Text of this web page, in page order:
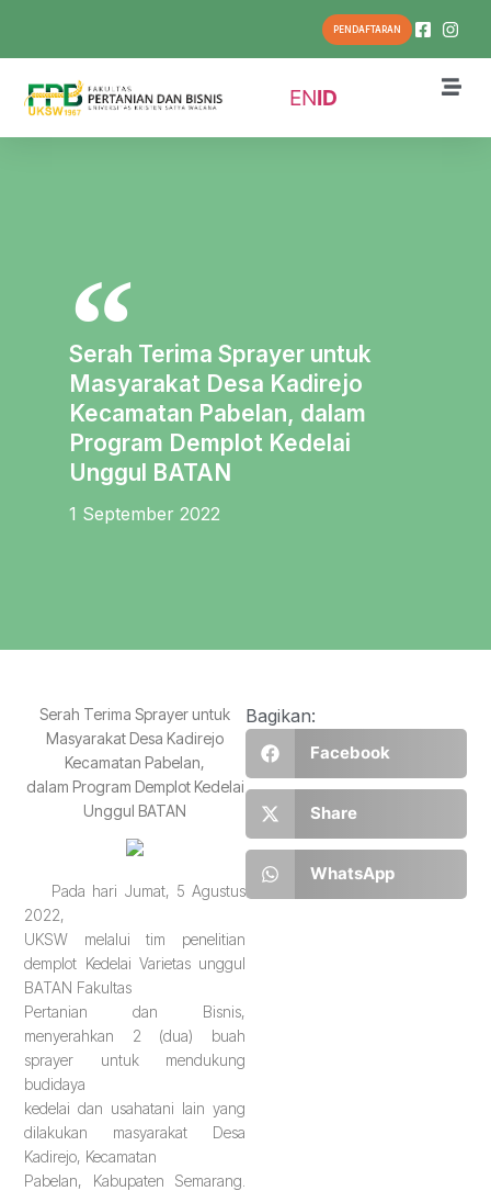
PENDAFTARAN
ENID
Serah Terima Sprayer untuk
Masyarakat Desa Kadirejo
Kecamatan Pabelan, dalam
Program Demplot Kedelai
Unggul BATAN
1 September 2022
Serah Terima Sprayer untuk
Masyarakat Desa Kadirejo
Kecamatan Pabelan,
dalam Program Demplot Kedelai
Unggul BATAN
Pada hari Jumat, 5 Agustus
2022,
UKSW melalui tim penelitian
demplot Kedelai Varietas unggul
BATAN Fakultas
Pertanian dan Bisnis,
menyerahkan 2 (dua) buah
sprayer untuk mendukung
budidaya
kedelai dan usahatani lain yang
dilakukan masyarakat Desa
Kadirejo, Kecamatan
Pabelan, Kabupaten Semarang.
Bagikan:
Facebook
Share
WhatsApp